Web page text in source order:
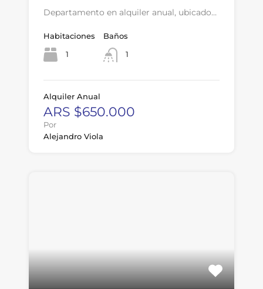
Departamento en alquiler anual, ubicado…
Habitaciones
1
Baños
1
Alquiler Anual
ARS $650.000
Por
Alejandro Viola